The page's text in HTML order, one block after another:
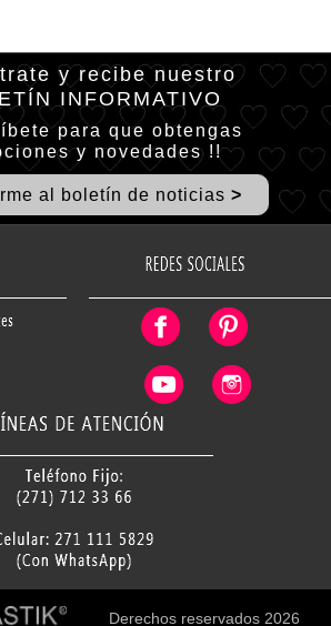
y recibe nuestro
INFORMATIVO
para que obtengas
y novedades !!
al boletín de noticias >
Derechos reservados 2026